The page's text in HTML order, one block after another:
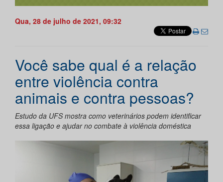
Qua, 28 de julho de 2021, 09:32
Você sabe qual é a relação
entre violência contra
animais e contra pessoas?
Estudo da UFS mostra como veterinários podem identificar
essa ligação e ajudar no combate à violência doméstica